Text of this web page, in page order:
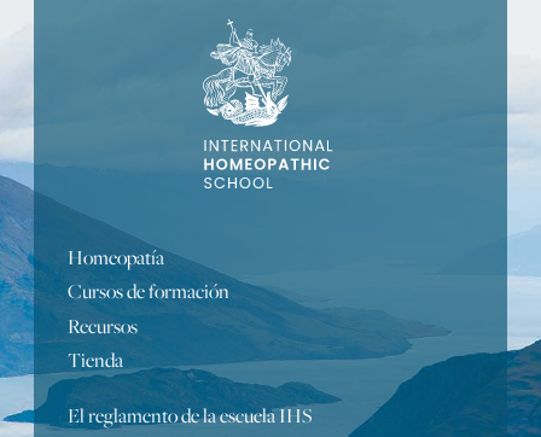
Homeopatía
Cursos de formación
Recursos
Tienda
El reglamento de la escuela IHS